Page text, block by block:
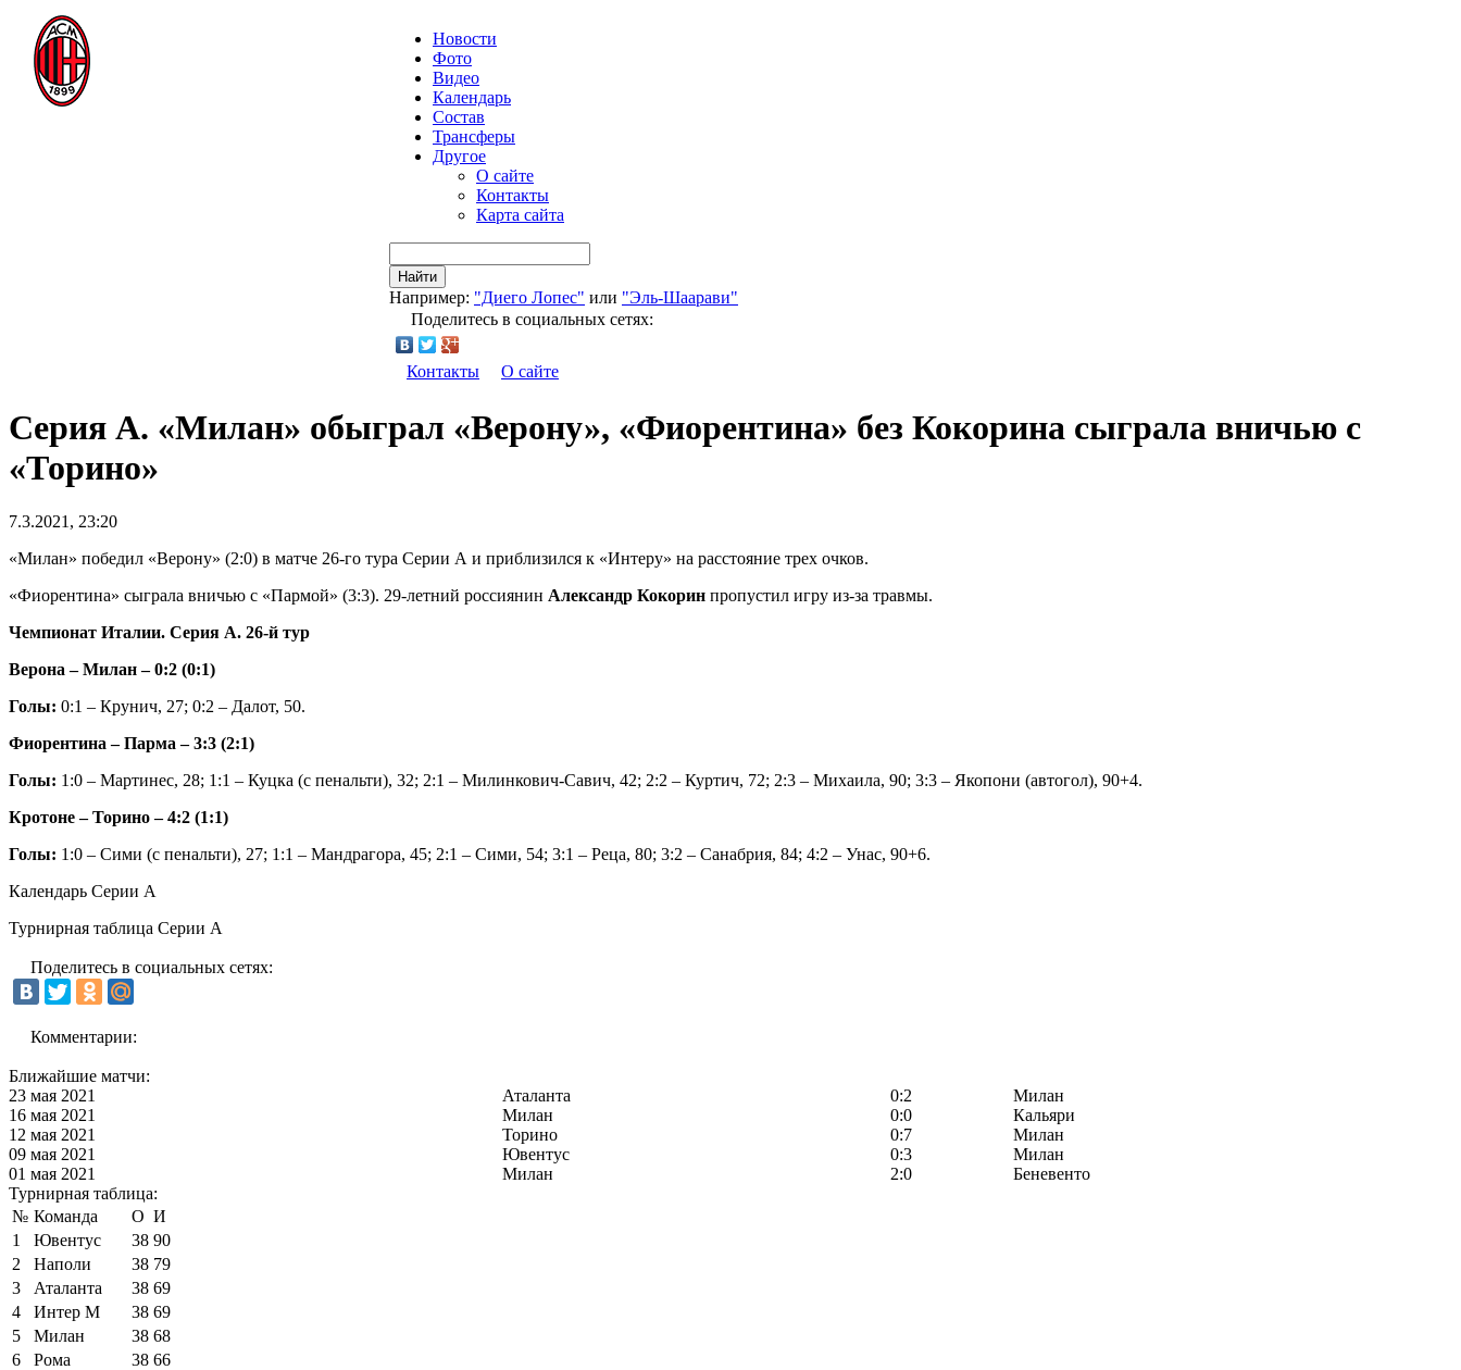
Новости
Фото
Видео
Календарь
Состав
Трансферы
Другое
О сайте
Контакты
Карта сайта
Найти
Например: "Диего Лопес" или "Эль-Шаарави"
Поделитесь в социальных сетях:
Контакты О сайте
Серия А. «Милан» обыграл «Верону», «Фиорентина» без Кокорина сыграла вничью с
«Торино»
7.3.2021, 23:20
«Милан» победил «Верону» (2:0) в матче 26-го тура Серии А и приблизился к «Интеру» на расстояние трех очков.
«Фиорентина» сыграла вничью с «Пармой» (3:3). 29-летний россиянин Александр Кокорин пропустил игру из-за травмы.
Чемпионат Италии. Серия А. 26-й тур
Верона – Милан – 0:2 (0:1)
Голы: 0:1 – Крунич, 27; 0:2 – Далот, 50.
Фиорентина – Парма – 3:3 (2:1)
Голы: 1:0 – Мартинес, 28; 1:1 – Куцка (с пенальти), 32; 2:1 – Милинкович-Савич, 42; 2:2 – Куртич, 72; 2:3 – Михаила, 90; 3:3 – Якопони (автогол), 90+4.
Кротоне – Торино – 4:2 (1:1)
Голы: 1:0 – Сими (с пенальти), 27; 1:1 – Мандрагора, 45; 2:1 – Сими, 54; 3:1 – Реца, 80; 3:2 – Санабрия, 84; 4:2 – Унас, 90+6.
Календарь Серии А
Турнирная таблица Серии А
Поделитесь в социальных сетях:
Комментарии:
Ближайшие матчи:
23 мая 2021
Аталанта 0:2
Милан
16 мая 2021
Милан 0:0
Кальяри
12 мая 2021
Торино 0:7
Милан
09 мая 2021
Ювентус 0:3
Милан
01 мая 2021
Милан 2:0
Беневенто
Турнирная таблица:
№ Команда О И
1
Ювентус 38 90
2
Наполи 38 79
3
Аталанта 38 69
4
Интер М 38 69
5
Милан 38 68
6
Рома 38 66